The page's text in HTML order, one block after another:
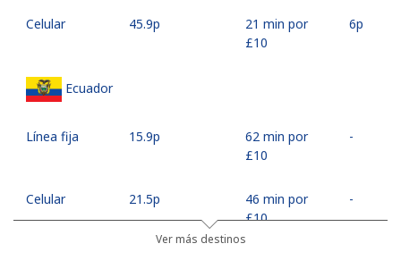
Celular ⁦45.9p⁩
21 min por
⁦£10⁩
⁦6p⁩
Ecuador
Línea fija ⁦15.9p⁩
62 min por
⁦£10⁩
-
Celular ⁦21.5p⁩
46 min por
⁦£10⁩
-
Ver más destinos